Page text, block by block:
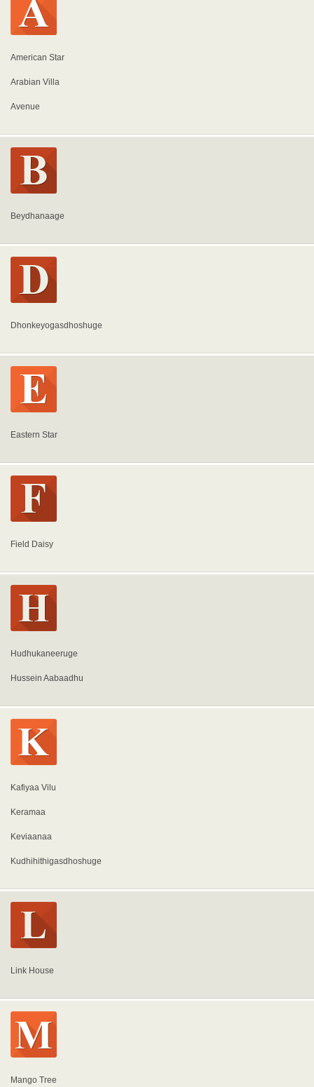
American Star
Arabian Villa
Avenue
Beydhanaage
Dhonkeyogasdhoshuge
Eastern Star
Field Daisy
Hudhukaneeruge
Hussein Aabaadhu
Kafiyaa Vilu
Keramaa
Keviaanaa
Kudhihithigasdhoshuge
Link House
Mango Tree